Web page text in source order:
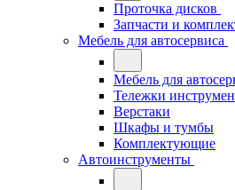
Проточка дисков
Запчасти и
Мебель для автосервиса
Мебель для
Тележки
Верстаки
Шкафы и тумбы
Комплектующие
Автоинструменты